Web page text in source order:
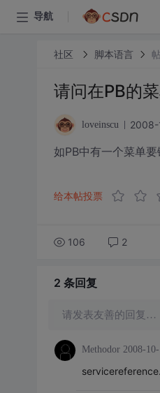
导航
社区 脚本语言
请问在PB的
loveinscu 2008-
如PB中有一个菜单
给本帖投票
106 2
2 条回复
请发表友善的回复…
Methodor 2008-